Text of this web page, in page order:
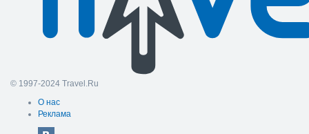
© 1997-2024 Travel.Ru
О нас
Реклама